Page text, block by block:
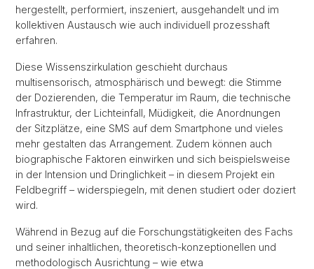
hergestellt, performiert, inszeniert, ausgehandelt und im
kollektiven Austausch wie auch individuell prozesshaft
erfahren.
Diese Wissenszirkulation geschieht durchaus
multisensorisch, atmosphärisch und bewegt: die Stimme
der Dozierenden, die Temperatur im Raum, die technische
Infrastruktur, der Lichteinfall, Müdigkeit, die Anordnungen
der Sitzplätze, eine SMS auf dem Smartphone und vieles
mehr gestalten das Arrangement. Zudem können auch
biographische Faktoren einwirken und sich beispielsweise
in der Intension und Dringlichkeit – in diesem Projekt ein
Feldbegriff – widerspiegeln, mit denen studiert oder doziert
wird.
Während in Bezug auf die Forschungstätigkeiten des Fachs
und seiner inhaltlichen, theoretisch-konzeptionellen und
methodologisch Ausrichtung – wie etwa